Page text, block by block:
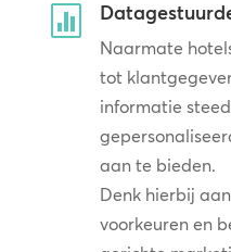

Naarmate
tot
informatie
aan te bieden.
Denk hierbij
voorkeuren en